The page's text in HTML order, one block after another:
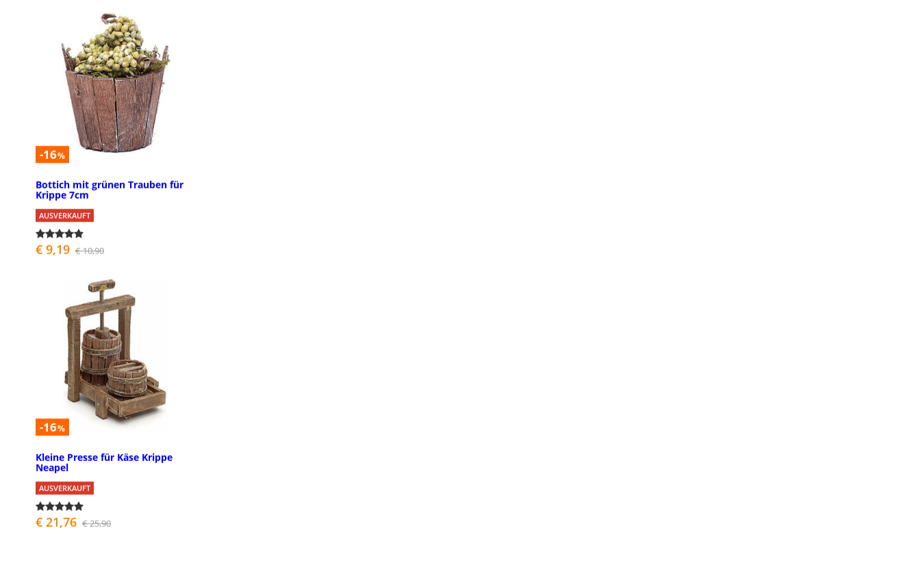
-16%
Bottich mit grünen Trauben für
Krippe 7cm
AUSVERKAUFT
€ 9,19 € 10,90
-16%
Kleine Presse für Käse Krippe
Neapel
AUSVERKAUFT
€ 21,76 € 25,90